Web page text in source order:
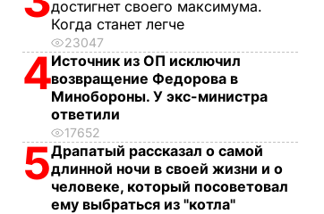
достигнет своего максимума.
Когда станет легче
23047
4Источник из ОП исключил
возвращение Федорова в
Минобороны. У экс-министра
ответили
17652
5Драпатый рассказал о самой
длинной ночи в своей жизни и о
человеке, который посоветовал
ему выбраться из "котла"